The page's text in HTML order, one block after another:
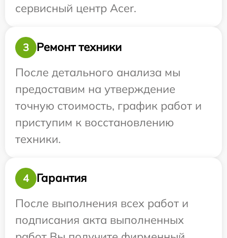
сервисный центр Acer.
3
Ремонт техники
После детального анализа мы
предоставим на утверждение
точную стоимость, график работ и
приступим к восстановлению
техники.
4
Гарантия
После выполнения всех работ и
подписания акта выполненных